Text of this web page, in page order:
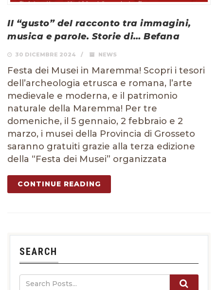
Il “gusto” del racconto tra immagini,
musica e parole. Storie di… Befana
30 DICEMBRE 2024 NEWS
Festa dei Musei in Maremma! Scopri i tesori
dell’archeologia etrusca e romana, l’arte
medievale e moderna, e il patrimonio
naturale della Maremma! Per tre
domeniche, il 5 gennaio, 2 febbraio e 2
marzo, i musei della Provincia di Grosseto
saranno gratuiti grazie alla terza edizione
della “Festa dei Musei” organizzata
CONTINUE READING
SEARCH